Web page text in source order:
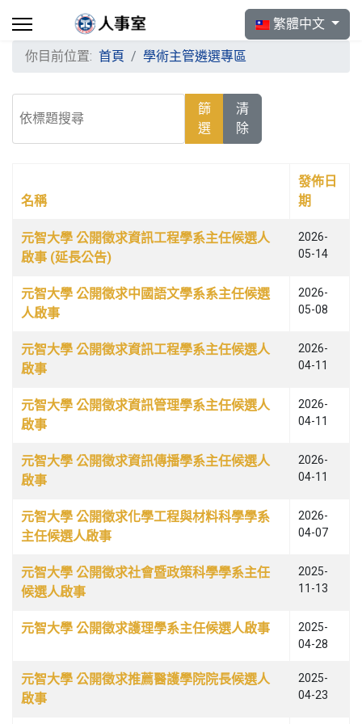
選擇你的語言
繁體中文
你目前位置: 首頁 學術主管遴選專區
篩
選
清
除
文章列表
名稱
發佈日
期
元智大學 公開徵求資訊工程學系主任候選人
啟事 (延長公告)
2026-
05-14
元智大學 公開徵求中國語文學系系主任候選
人啟事
2026-
05-08
元智大學 公開徵求資訊工程學系主任候選人
啟事
2026-
04-11
元智大學 公開徵求資訊管理學系主任候選人
啟事
2026-
04-11
元智大學 公開徵求資訊傳播學系主任候選人
啟事
2026-
04-11
元智大學 公開徵求化學工程與材料科學學系
主任候選人啟事
2026-
04-07
元智大學 公開徵求社會暨政策科學學系主任
候選人啟事
2025-
11-13
元智大學 公開徵求護理學系主任候選人啟事
2025-
04-28
元智大學 公開徵求推薦醫護學院院長候選人
啟事
2025-
04-23